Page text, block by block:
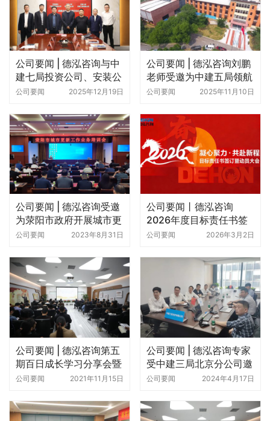
公司要闻 | 德泓咨询与中
建七局投资公司、安装公
司签署三方战略合作协议
公司要闻 2025年12月19日
公司要闻 | 德泓咨询刘鹏
老师受邀为中建五局领航
班做城市更新主题培训
公司要闻 2025年11月10日
公司要闻 | 德泓咨询受邀
为荥阳市政府开展城市更
新专题培训
公司要闻 2023年8月31日
公司要闻丨德泓咨询
2026年度目标责任书签
订暨动员大会圆满召开
公司要闻 2026年3月2日
公司要闻 | 德泓咨询第五
期百日成长学习分享会暨
第六期学习启动大会圆满
公司要闻 2021年11月15日
公司要闻 | 德泓咨询专家
受中建三局北京分公司邀
请参加全域土地综合整治
公司要闻 2024年4月17日